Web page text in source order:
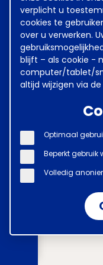
verplicht u
cookies te
over u verwerken.
blijft – als cookie -
computer/tablet/
altijd wijzigen via
Optimaal
Beperkt gebruik
Volledig